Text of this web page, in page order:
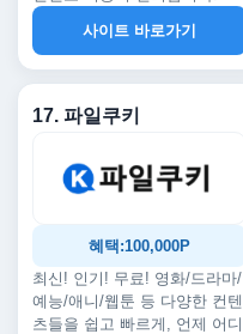
사이트 바로가기
17. 파일쿠키
혜택:100,000P
최신! 인기! 무료! 영화/드라마/
예능/애니/웹툰 등 다양한 컨텐
츠들을 쉽고 빠르게, 언제 어디